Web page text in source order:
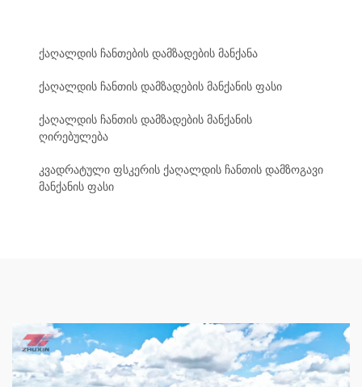
ქაღალდის ჩანთების დამზადების მანქანა
ქაღალდის ჩანთის დამზადების მანქანის ფასი
ქაღალდის ჩანთის დამზადების მანქანის
ღირებულება
კვადრატული ფსკერის ქაღალდის ჩანთის დამზოგავი
მანქანის ფასი